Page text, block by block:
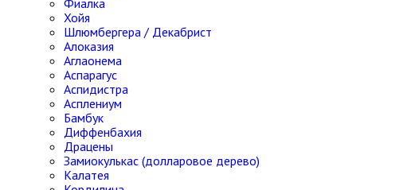
Фиалка
Хойя
Шлюмбергера / Декабрист
Алоказия
Аглаонема
Аспарагус
Аспидистра
Асплениум
Бамбук
Диффенбахия
Драцены
Замиокулькас (долларовое дерево)
Калатея